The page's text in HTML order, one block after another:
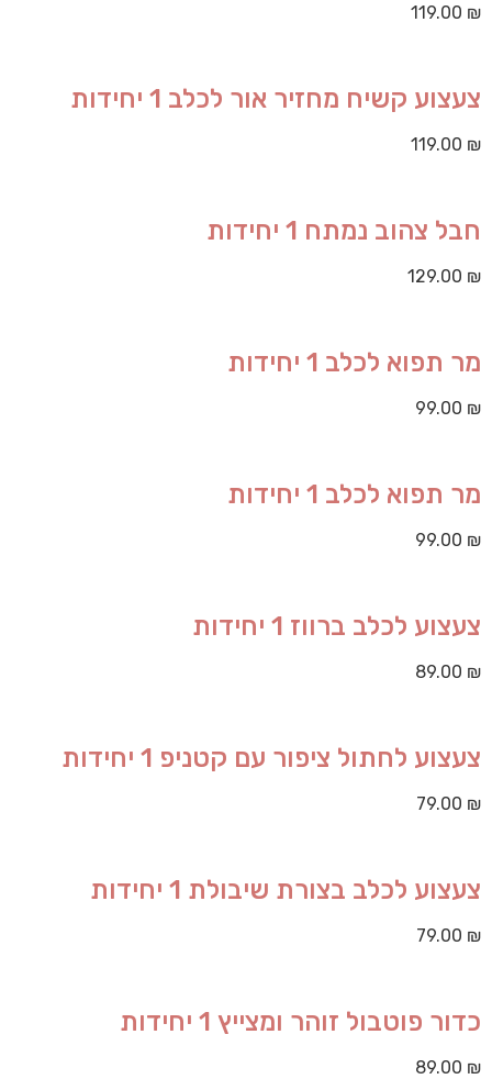
119.00 ₪
צעצוע קשיח מחזיר אור לכלב 1 יחידות
119.00 ₪
חבל צהוב נמתח 1 יחידות
129.00 ₪
מר תפוא לכלב 1 יחידות
99.00 ₪
מר תפוא לכלב 1 יחידות
99.00 ₪
צעצוע לכלב ברווז 1 יחידות
89.00 ₪
צעצוע לחתול ציפור עם קטניפ 1 יחידות
79.00 ₪
צעצוע לכלב בצורת שיבולת 1 יחידות
79.00 ₪
כדור פוטבול זוהר ומצייץ 1 יחידות
89.00 ₪